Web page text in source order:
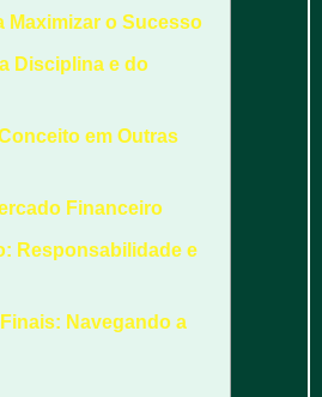
Maximizar o Sucesso
Disciplina e do
em Outras
Financeiro
Responsabilidade e
Navegando a